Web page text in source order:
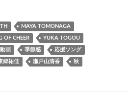
MAYA TOMONAGA
OF CHEER YUKA TOGOU
画 季節感 応援ソング
郷祐佳 瀬戸山清香 秋